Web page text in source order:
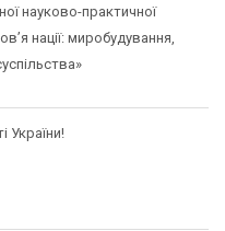
науково-практичної
нації: миробудування,
України!